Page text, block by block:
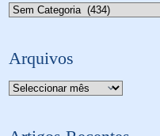
Categorias
Arquivos
Arquivo